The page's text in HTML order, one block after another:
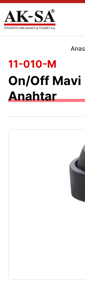
11-010-M
On/Off Mavi
Anahtar